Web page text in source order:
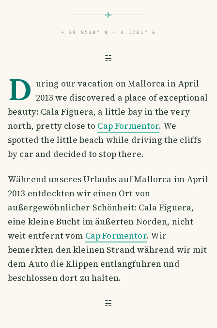
⌖ 39.9518° N · 3.1731° E
☵
D uring our vacation on Mallorca in April
2013 we discovered a place of exceptional
beauty: Cala Figuera, a little bay in the very
north, pretty close to Cap Formentor. We
spotted the little beach while driving the cliffs
by car and decided to stop there.
Während unseres Urlaubs auf Mallorca im April
2013 entdeckten wir einen Ort von
außergewöhnlicher Schönheit: Cala Figuera,
eine kleine Bucht im äußerten Norden, nicht
weit entfernt vom Cap Formentor. Wir
bemerkten den kleinen Strand während wir mit
dem Auto die Klippen entlangfuhren und
beschlossen dort zu halten.
☵